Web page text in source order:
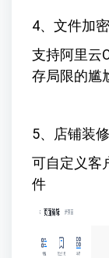
4、文件加
支持阿里云
存局限的尴
5、店铺装修
可自定义客
件